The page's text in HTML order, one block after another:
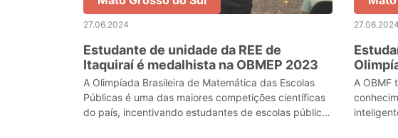
27.06.2024
Estudante de unidade da REE de
Itaquiraí é medalhista na OBMEP 2023
A Olimpíada Brasileira de Matemática das Escolas
Públicas é uma das maiores competições científicas
do país, incentivando estudantes de escolas públicas
27.06.2024
A OBMF